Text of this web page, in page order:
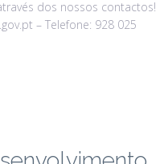
dos nossos contactos!
– Telefone: 928 025